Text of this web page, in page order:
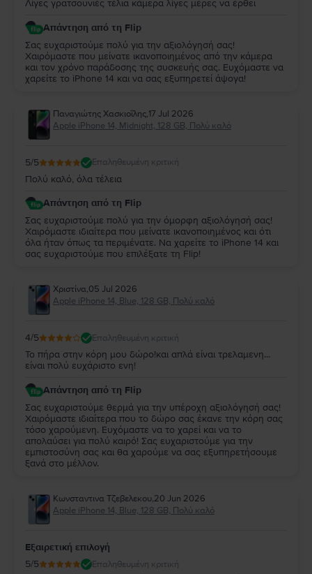
Λίγες γρατσουνιές τέλια κάμερα λίγες μέρες να έρθει
Απάντηση από τη Flip
Σας ευχαριστούμε πολύ για την αξιολόγησή σας!
Χαιρόμαστε που μείνατε ικανοποιημένος από την κάμερα
και τον χρόνο παράδοσης της συσκευής σας. Ευχόμαστε να
χαρείτε το iPhone 14 και να σας εξυπηρετεί άψογα!
Παναγιώτης Χασκιοΐλης,17 Jul 2026
Apple iPhone 14, Midnight, 128 GB, Πολύ καλό
5/5 Επαληθευμένη κριτική
Πολύ καλό, όλα τέλεια
Απάντηση από τη Flip
Σας ευχαριστούμε πολύ για την όμορφη αξιολόγησή σας!
Χαιρόμαστε ιδιαίτερα που μείνατε ικανοποιημένος και ότι
όλα ήταν όπως τα περιμένατε. Να χαρείτε το iPhone 14 και
σας ευχαριστούμε που επιλέξατε τη Flip!
Χριστίνα,05 Jul 2026
Apple iPhone 14, Blue, 128 GB, Πολύ καλό
4/5 Επαληθευμένη κριτική
Το πήρα στην κόρη μου δώρο!και απλά είναι τρελαμενη...
είναι πολύ ευχάριστο ενη!
Απάντηση από τη Flip
Σας ευχαριστούμε θερμά για την υπέροχη αξιολόγησή σας!
Χαιρόμαστε ιδιαίτερα που το δώρο σας έκανε την κόρη σας
τόσο χαρούμενη. Ευχόμαστε να το χαρεί και να το
απολαύσει για πολύ καιρό! Σας ευχαριστούμε για την
εμπιστοσύνη σας και θα χαρούμε να σας εξυπηρετήσουμε
ξανά στο μέλλον.
Κωνσταντινα Τζεβελεκου,20 Jun 2026
Apple iPhone 14, Blue, 128 GB, Πολύ καλό
Εξαιρετική επιλογή
5/5 Επαληθευμένη κριτική